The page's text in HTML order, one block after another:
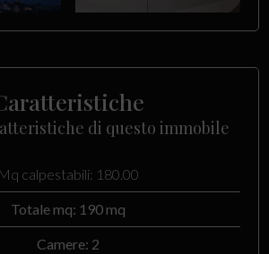
di questo immobile
Mq calpestabili: 180.00
Totale mq: 190 mq
Camere: 2